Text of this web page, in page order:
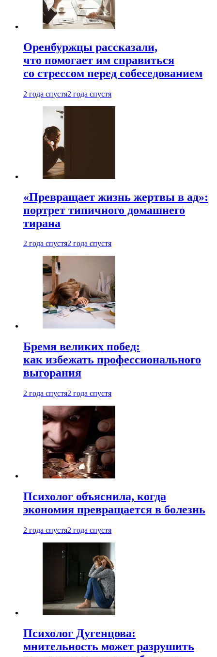
Оренбуржцы рассказали,
что помогает им справиться
со стрессом перед собеседованием
2 года спустя2 года спустя
«Превращает жизнь жертвы в ад»:
портрет типичного домашнего
тирана
2 года спустя2 года спустя
Бремя великих побед:
как избежать профессионального
выгорания
2 года спустя2 года спустя
Психолог объяснила, когда
экономия превращается в болезнь
2 года спустя2 года спустя
Психолог Дугенцова:
мнительность может разрушить